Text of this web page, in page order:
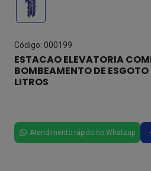
Código: 000199
ESTACAO ELEVATORIA
BOMBEAMENTO DE
LITROS
Atendimento rápido no Whatzap